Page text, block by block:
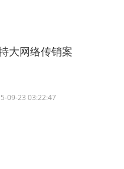
大网络传销案
09-23 03:22:47